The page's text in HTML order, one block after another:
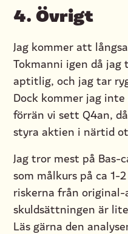
4.Övrigt
Jag kommer att
Tokmanni igen då jag
aptitlig, och jag tar
Dock kommer jag
förrän vi sett Q4an,
styra aktien i närtid
Jag tror mest på Bas-
som målkurs på ca 1-
riskerna från original-
skuldsättningen är
Läs gärna den